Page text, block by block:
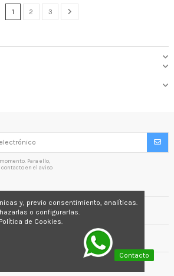
1 2 3
Para ello,
en el aviso
Contacto
y, previo consentimiento, analíticas.
o configurarlas.
de Cookies.